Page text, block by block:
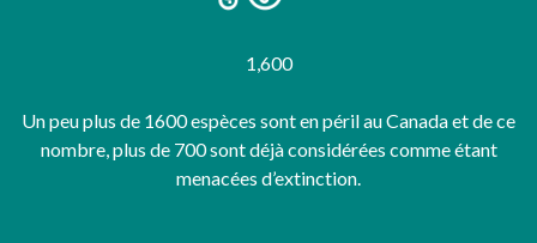
1,600
Un peu plus de 1600 espèces sont en péril au Canada et de ce
nombre, plus de 700 sont déjà considérées comme étant
menacées d’extinction.